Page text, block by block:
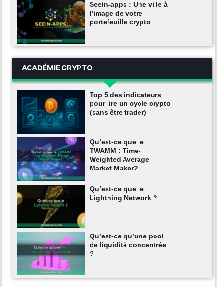
Seein-apps : Une ville à
l’image de votre
portefeuille crypto
ACADÉMIE CRYPTO
Top 5 des indicateurs
pour lire un cycle crypto
(sans être trader)
Qu’est-ce que le
TWAMM : Time-
Weighted Average
Market Maker?
Qu’est-ce que le
Lightning Network ?
Qu’est-ce qu’une pool
de liquidité concentrée
?